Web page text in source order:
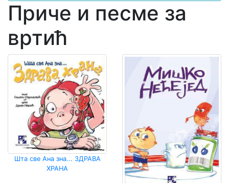
Приче и песме за
вртић
Шта све Ана зна... ЗДРАВА
ХРАНА